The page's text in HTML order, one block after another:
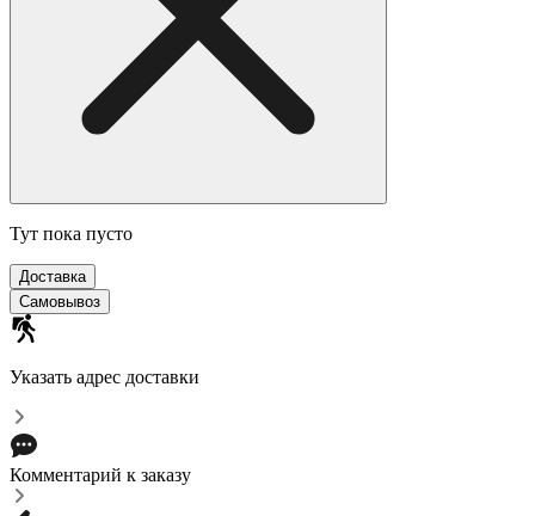
Тут пока пусто
Доставка
Самовывоз
Указать адрес доставки
Комментарий к заказу